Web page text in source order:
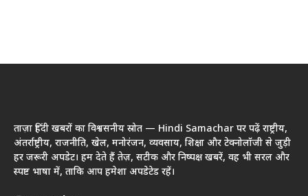
ताज़ा हिंदी खबरों का विश्वसनीय स्रोत — Hindi Samachar पर पढ़ें राष्ट्रीय,
अंतर्राष्ट्रीय, राजनीति, खेल, मनोरंजन, व्यवसाय, शिक्षा और टेक्नोलॉजी से जुड़ी
हर जरूरी अपडेट। हम देते हैं तेज़, सटीक और निष्पक्ष खबरें, वह भी सरल और
स्पष्ट भाषा में, ताकि आप हमेशा अपडेटेड रहें।